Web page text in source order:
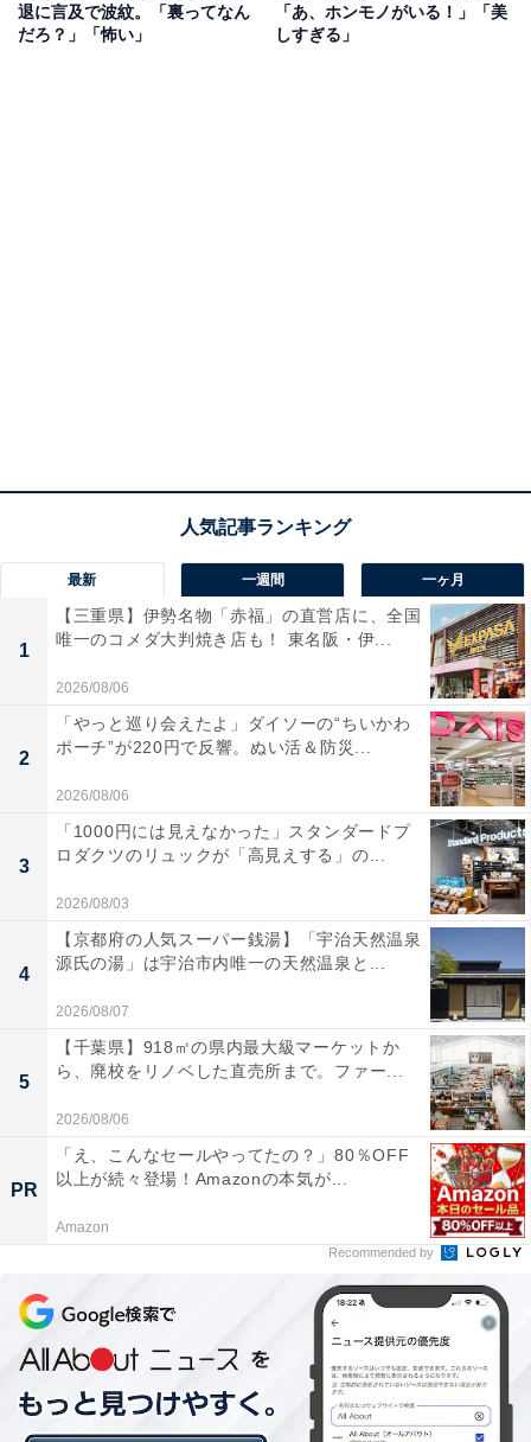
退に言及で波紋。「裏ってなん
だろ？」「怖い」
「あ、ホンモノがいる！」「美
しすぎる」
最新 一週間 一ヶ月
1
【三重県】伊勢名物「赤福」の直営店に、全国
唯一のコメダ大判焼き店も！ 東名阪・伊...
2026/08/06
2
「やっと巡り会えたよ」ダイソーの“ちいかわ
ポーチ”が220円で反響。ぬい活＆防災...
2026/08/06
3
「1000円には見えなかった」スタンダードプ
ロダクツのリュックが「高見えする」の...
2026/08/03
4
【京都府の人気スーパー銭湯】「宇治天然温泉
源氏の湯」は宇治市内唯一の天然温泉と...
2026/08/07
5
【千葉県】918㎡の県内最大級マーケットか
ら、廃校をリノベした直売所まで。ファー...
2026/08/06
PR
「え、こんなセールやってたの？」80％OFF
以上が続々登場！Amazonの本気が...
Amazon
Recommended by